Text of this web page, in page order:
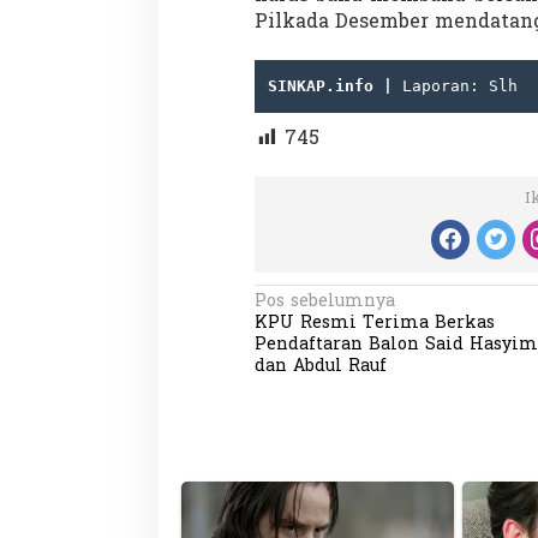
Pilkada Desember
SINKAP.info | Laporan: Slh
745
N
a
v
a
s
Pos sebelumnya
KPU Resmi Terima Berkas
Pendaftaran Balon Said Hasyim
dan Abdul Rauf
Partisipasi
Pelayanan
Diadakan di
Di GLOBAL, VIDEO |